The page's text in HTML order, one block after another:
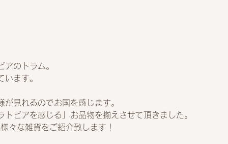
アのトラム。
います。
見れるのでお国を感じます。
トビアを感じる」お品物を揃えさせて頂きました。
々な雑貨をご紹介致します！